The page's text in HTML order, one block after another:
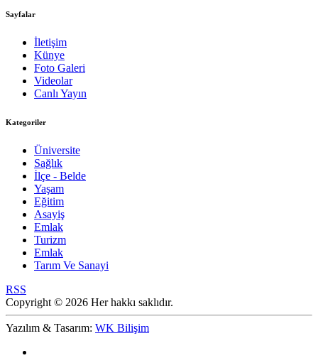
Sayfalar
İletişim
Künye
Foto Galeri
Videolar
Canlı Yayın
Kategoriler
Üniversite
Sağlık
İlçe - Belde
Yaşam
Eğitim
Asayiş
Emlak
Turizm
Emlak
Tarım Ve Sanayi
RSS
Copyright © 2026 Her hakkı saklıdır.
Yazılım & Tasarım: WK Bilişim